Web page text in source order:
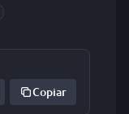
Copiar